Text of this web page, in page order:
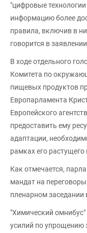
"цифровые
информацию более
правила, включив в
говорится в
В ходе отдельного
Комитета по
пищевых продуктов
Европарламента
Европейского
предоставить ему
адаптации,
рамках его
Как отмечается,
мандат на
пленарном заседании
"Химический
усилий по упрощению